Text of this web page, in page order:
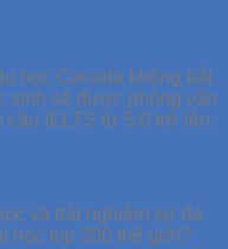
học Canada không bắt
sinh sẽ được phỏng vấn
IELTS từ 5.0 trở lên.
và trải nghiệm sự đa
học top 200 thế giới?